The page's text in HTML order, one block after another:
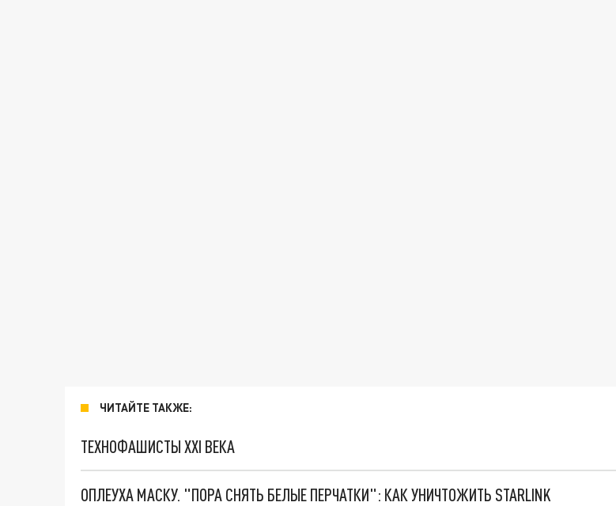
ЧИТАЙТЕ ТАКЖЕ:
ТЕХНОФАШИСТЫ XXI ВЕКА
ОПЛЕУХА МАСКУ. "ПОРА СНЯТЬ БЕЛЫЕ ПЕРЧАТКИ": КАК УНИЧТОЖИТЬ STARLINK